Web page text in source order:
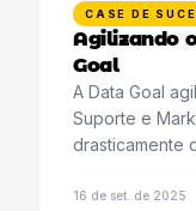
CASE DE
Agilizando
Goal
A Data Goal
Suporte e
drasticamente
16 de set. de 2025